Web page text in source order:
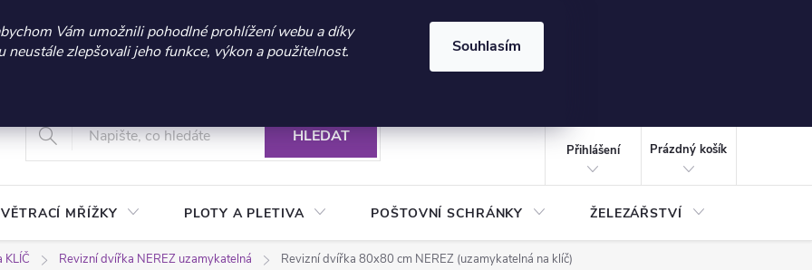
sleva 300 Kč při nákupu nad 3.000 Kč | Platnost do 21.9.2026 ⏰ | Kód: LÉTO2026
Vám umožnili pohodlné prohlížení webu a díky
neustále zlepšovali jeho funkce, výkon a použitelnost.
Souhlasím
+420 604 269 200
Vrácení a reklamace zboží Podmínky ochrany osobních údajů
HLEDAT
Přihlášení
KOŠÍK
Prázdný košík
VĚTRACÍ MŘÍŽKY PLOTY A PLETIVA POŠTOVNÍ SCHRÁNKY ŽELEZÁŘSTVÍ
KLÍČ Revizní dvířka NEREZ uzamykatelná Revizní dvířka 80x80 cm NEREZ (uzamykatelná na klíč)